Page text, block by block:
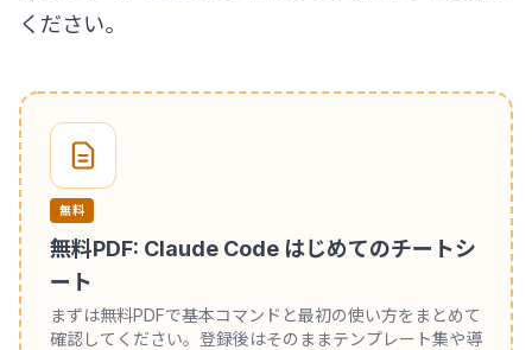
ください。
無料
無料PDF: Claude Code はじめてのチートシ
ート
まずは無料PDFで基本コマンドと最初の使い方をまとめて
確認してください。登録後はそのままテンプレート集や導